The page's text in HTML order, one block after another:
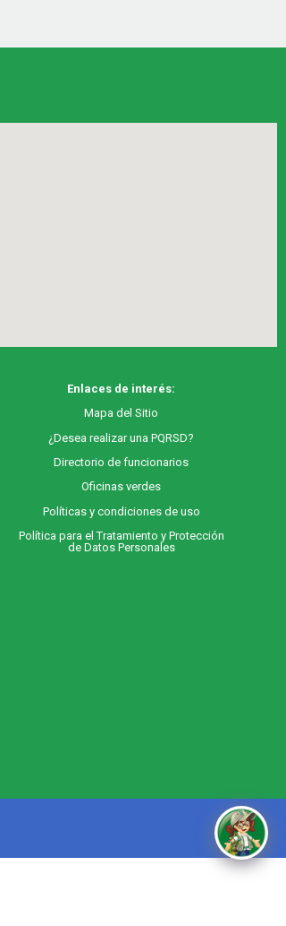
Enlaces de interés:
Mapa del Sitio
¿Desea realizar una PQRSD?
Directorio de funcionarios
Oficinas verdes
Políticas y condiciones de uso
Política para el Tratamiento y Protección
de Datos Personales